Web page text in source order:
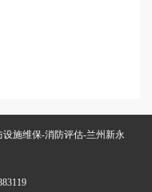
施维保-消防评估-兰州新永